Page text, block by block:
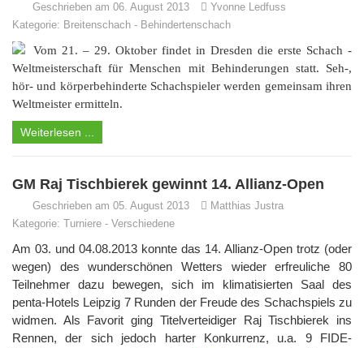
Geschrieben am 06. August 2013
Yvonne Ledfuss
Kategorie: Breitenschach - Behindertenschach
Vom 21. – 29. Oktober findet in Dresden die erste Schach -
Weltmeisterschaft für Menschen mit Behinderungen statt. Seh-,
hör- und körperbehinderte Schachspieler werden gemeinsam ihren
Weltmeister ermitteln.
Weiterlesen ...
GM Raj Tischbierek gewinnt 14. Allianz-Open
Geschrieben am 05. August 2013
Matthias Justra
Kategorie: Turniere - Verschiedene
Am 03. und 04.08.2013 konnte das 14. Allianz-Open trotz (oder
wegen) des wunderschönen Wetters wieder erfreuliche 80
Teilnehmer dazu bewegen, sich im klimatisierten Saal des
penta-Hotels Leipzig 7 Runden der Freude des Schachspiels zu
widmen. Als Favorit ging Titelverteidiger Raj Tischbierek ins
Rennen, der sich jedoch harter Konkurrenz, u.a. 9 FIDE-